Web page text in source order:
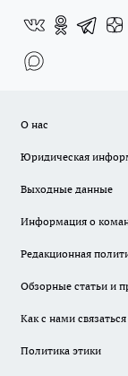
О нас
Юридическая
Выходные данные
Информация о
Редакционная
Обзорные статьи и
Как с нами связаться
Политика этики